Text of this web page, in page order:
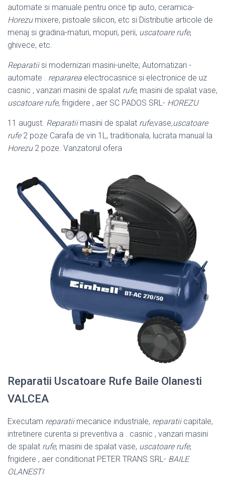
automate si manuale pentru orice tip auto, ceramica-
Horezumixere, pistoale silicon, etc si Distributie articole de
menaj si gradina-maturi, mopuri, perii, uscatoare rufe,
ghivece, etc.
Reparatiisi modernizari masini-unelte; Automatizari -
automate . repararea electrocasnice si electronice de uz
casnic , vanzari masini de spalat rufe, masini de spalat vase,
uscatoare rufe, frigidere , aer SC PADOS SRL- HOREZU
11 august. Reparatiimasini de spalat rufe,vase,uscatoare
rufe2 poze Carafa de vin 1L, traditionala, lucrata manual la
Horezu2 poze. Vanzatorul ofera
Reparatii Uscatoare Rufe Baile Olanesti
VALCEA
Executam reparatiimecanice industriale, reparatiicapitale,
intretinere curenta si preventiva a . casnic , vanzari masini
de spalat rufe, masini de spalat vase, uscatoare rufe,
frigidere , aer conditionat PETER TRANS SRL- BAILE
OLANESTI